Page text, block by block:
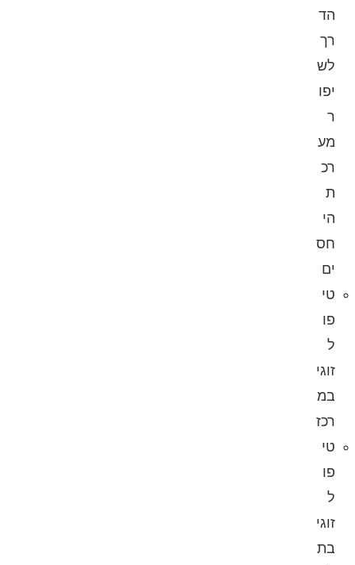
הד
רך
לש
יפו
ר
מע
רכ
ת
הי
חס
ים
טי
פו
ל
זוגי
במ
רכז
טי
פו
ל
זוגי
בת